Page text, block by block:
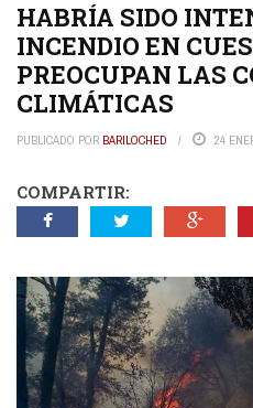
HABRÍA SIDO
INCENDIO EN
PREOCUPAN LAS
CLIMÁTICAS
PUBLICADO POR BARILOCHED 24
COMPARTIR: